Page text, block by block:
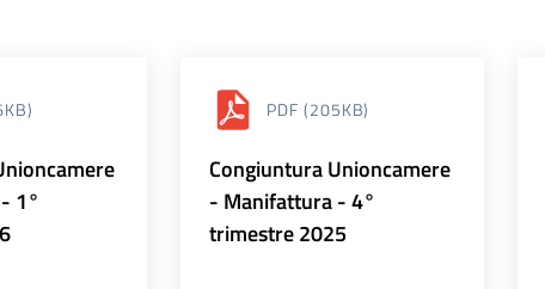
1°
PDF (205KB)
Congiuntura Unioncamere
- Manifattura - 4°
trimestre 2025